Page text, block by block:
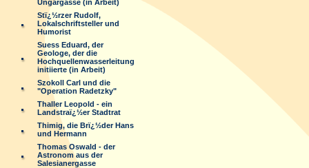
Ungargasse (in Arbeit)
Stï¿½rzer Rudolf,
Lokalschriftsteller und
Humorist
Suess Eduard, der
Geologe, der die
Hochquellenwasserleitung
initiierte (in Arbeit)
Szokoll Carl und die
"Operation Radetzky"
Thaller Leopold - ein
Landstraï¿½er Stadtrat
Thimig, die Brï¿½der Hans
und Hermann
Thomas Oswald - der
Astronom aus der
Salesianergasse